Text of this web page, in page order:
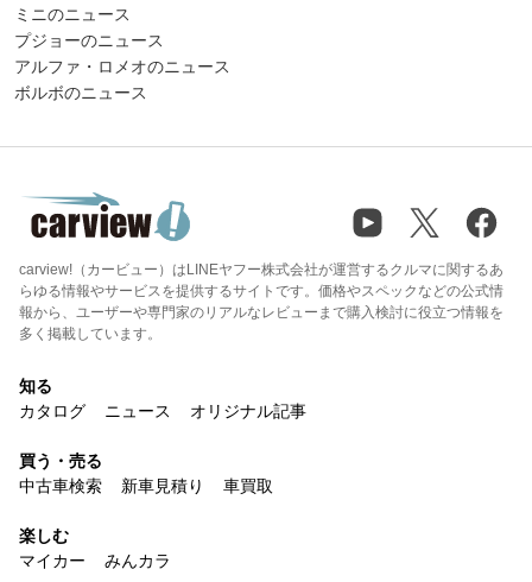
ミニのニュース
プジョーのニュース
アルファ・ロメオのニュース
ボルボのニュース
carview!（カービュー）はLINEヤフー株式会社が運営するクルマに関するあ
らゆる情報やサービスを提供するサイトです。価格やスペックなどの公式情
報から、ユーザーや専門家のリアルなレビューまで購入検討に役立つ情報を
多く掲載しています。
知る
カタログ
ニュース オリジナル記事
買う・売る
中古車検索
新車見積り 車買取
楽しむ
マイカー
みんカラ